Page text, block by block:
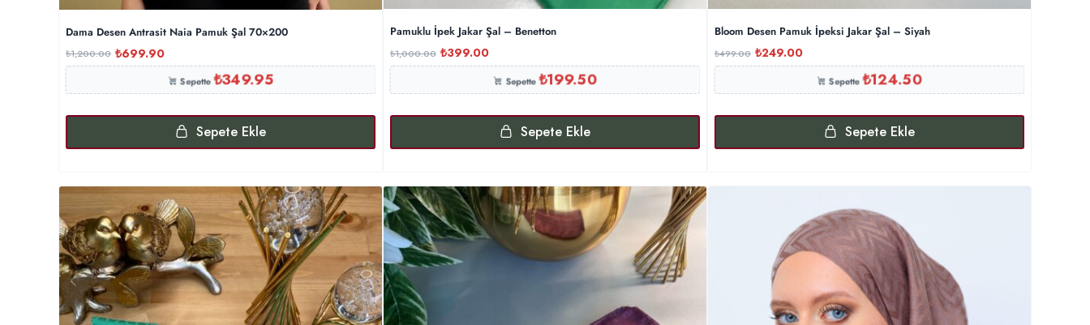
Dama Desen Antrasit Naia Pamuk Şal 70×200
₺1,200.00 ₺699.90
Sepette₺349.95
Sepete Ekle
Pamuklu İpek Jakar Şal – Benetton
₺1,000.00 ₺399.00
Sepette₺199.50
Sepete Ekle
Bloom Desen Pamuk İpeksi Jakar Şal – Siyah
₺499.00 ₺249.00
Sepette₺124.50
Sepete Ekle